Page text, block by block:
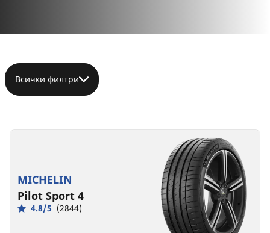
Всички филтри
MICHELIN
Pilot Sport 4
4.8/5 (2844)
D
A
C
B
C
A